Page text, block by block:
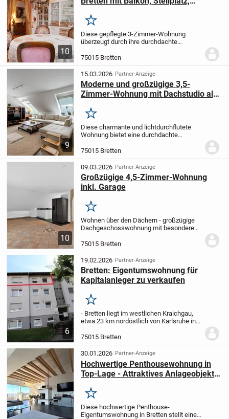
10
Merken
Diese gepflegte 3-Zimmer-Wohnung
überzeugt durch ihre durchdachte
familienfreundliche Lage, sowie das im
Keller des Gebäudes befindliche kleine
Schwimmbad, das...
75015 Bretten
9
15.03.2026 Partner-Anzeige
Moderne und großzügige 3,5-
Zimmer-Wohnung mit Dachstudio als
TG-Stellplatz in Bretten zu verkaufen!
Merken
Diese charmante und lichtdurchflutete
Wohnung bietet eine durchdachte
Wohnambiente.
Wohnung empfängt Sie ein geräumiger
Eingangsbereich mit Platz...
75015 Bretten
10
09.03.2026 Partner-Anzeige
Großzügige 4,5-Zimmer-Wohnung
inkl. Garage
Merken
Wohnen über den Dächern - großzügige
Dachgeschosswohnung mit besonderem
Wohnraum - sie ist ein Rückzugsort mit
Weitblick. In einem gepflegten 5-
Parteienhaus...
75015 Bretten
6
19.02.2026 Partner-Anzeige
Bretten: Eigentumswohnung für
Kapitalanleger zu verkaufen
Merken
- Bretten liegt im westlichen Kraichgau,
etwa 23 km nordöstlich von Karlsruhe in
nördlich von Pforzheim und ca. 39 km
südwestlich von Heilbronn entfernt-
Autobahnansch...
75015 Bretten
30.01.2026 Partner-Anzeige
Hochwertige Penthousewohnung in
Top-Lage - Attraktives Anlageobjekt
Merken
Diese hochwertige Penthouse-
Eigentumswohnung in Bretten stellt eine